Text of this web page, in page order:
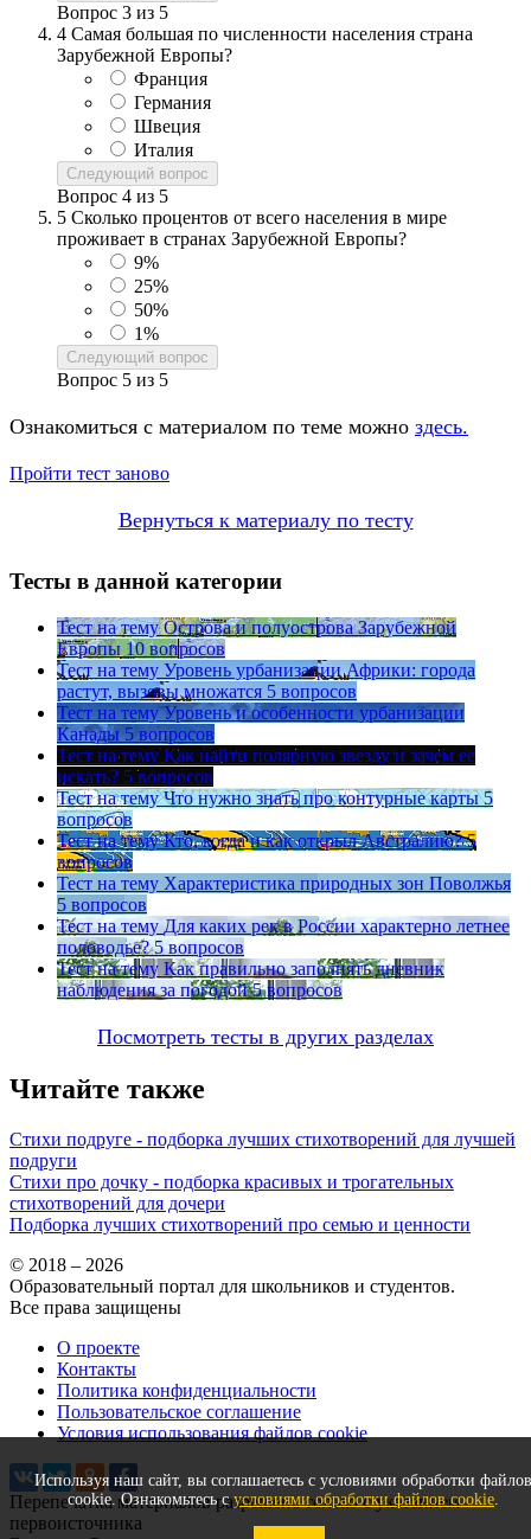
Вопрос 3 из 5
4 Самая большая по численности населения страна
Зарубежной Европы?
Франция
Германия
Швеция
Италия
Следующий вопрос
Вопрос 4 из 5
5 Сколько процентов от всего населения в мире
проживает в странах Зарубежной Европы?
9%
25%
50%
1%
Следующий вопрос
Вопрос 5 из 5
Ознакомиться с материалом по теме можно здесь.
Пройти тест заново
Вернуться к материалу по тесту
Тесты в данной категории
Тест на тему Острова и полуострова Зарубежной
Европы 10 вопросов
Тест на тему Уровень урбанизации Африки: города
растут, вызовы множатся 5 вопросов
Тест на тему Уровень и особенности урбанизации
Канады 5 вопросов
Тест на тему Как найти полярную звезду и зачем ее
искать? 5 вопросов
Тест на тему Что нужно знать про контурные карты 5
вопросов
Тест на тему Кто, когда и как открыл Австралию? 5
вопросов
Тест на тему Характеристика природных зон Поволжья
5 вопросов
Тест на тему Для каких рек в России характерно летнее
половодье? 5 вопросов
Тест на тему Как правильно заполнять дневник
наблюдения за погодой 5 вопросов
Посмотреть тесты в других разделах
Читайте также
Стихи подруге - подборка лучших стихотворений для лучшей
подруги
Стихи про дочку - подборка красивых и трогательных
стихотворений для дочери
Подборка лучших стихотворений про семью и ценности
Используя наш сайт, вы соглашаетесь с условиями обработки файлов
cookie. Ознакомьтесь сусловиями обработки файлов cookie.
© 2018 – 2026
Образовательный портал для школьников и студентов.
Все права защищены
О проекте
Контакты
Политика конфиденциальности
Пользовательское соглашение
Условия использования файлов cookie
Перепечатка материалов разрешена только с указанием
первоисточника